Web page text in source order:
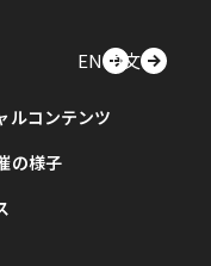
EN中文
ルコンテンツ
の様子